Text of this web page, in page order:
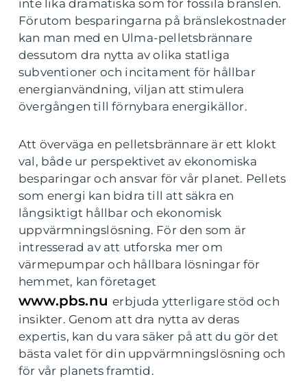
inte lika dramatiska som för fossila bränslen.
Förutom besparingarna på bränslekostnader
kan man med en Ulma-pelletsbrännare
dessutom dra nytta av olika statliga
subventioner och incitament för hållbar
energianvändning, viljan att stimulera
övergången till förnybara energikällor.
Att överväga en pelletsbrännare är ett klokt
val, både ur perspektivet av ekonomiska
besparingar och ansvar för vår planet. Pellets
som energi kan bidra till att säkra en
långsiktigt hållbar och ekonomisk
uppvärmningslösning. För den som är
intresserad av att utforska mer om
värmepumpar och hållbara lösningar för
hemmet, kan företaget
www.pbs.nuerbjuda ytterligare stöd och
insikter. Genom att dra nytta av deras
expertis, kan du vara säker på att du gör det
bästa valet för din uppvärmningslösning och
för vår planets framtid.